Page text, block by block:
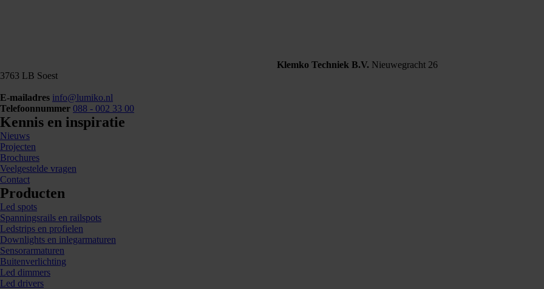
Klemko Techniek B.V. Nieuwegracht 26
3763 LB Soest
E-mailadres info@lumiko.nl
Telefoonnummer 088 - 002 33 00
Kennis en inspiratie
Nieuws
Projecten
Brochures
Veelgestelde vragen
Contact
Producten
Led spots
Spanningsrails en railspots
Ledstrips en profielen
Downlights en inlegarmaturen
Sensorarmaturen
Buitenverlichting
Led dimmers
Led drivers